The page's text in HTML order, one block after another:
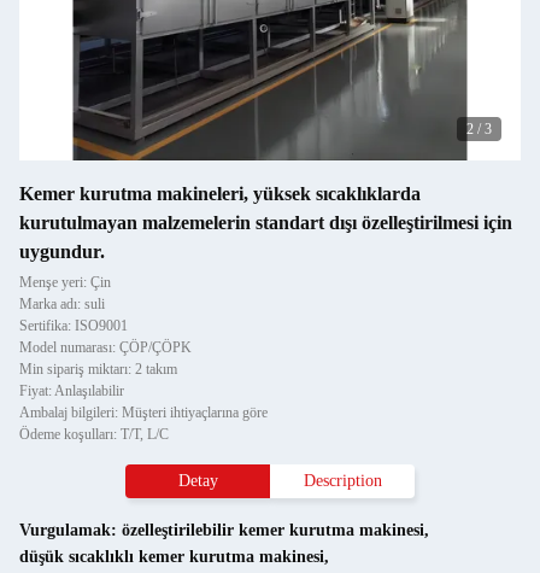
2 / 3
Kemer kurutma makineleri, yüksek sıcaklıklarda
kurutulmayan malzemelerin standart dışı özelleştirilmesi için
uygundur.
Menşe yeri: Çin
Marka adı: suli
Sertifika: ISO9001
Model numarası: ÇÖP/ÇÖPK
Min sipariş miktarı: 2 takım
Fiyat: Anlaşılabilir
Ambalaj bilgileri: Müşteri ihtiyaçlarına göre
Ödeme koşulları: T/T, L/C
Detay Description
Vurgulamak: özelleştirilebilir kemer kurutma makinesi,
düşük sıcaklıklı kemer kurutma makinesi,